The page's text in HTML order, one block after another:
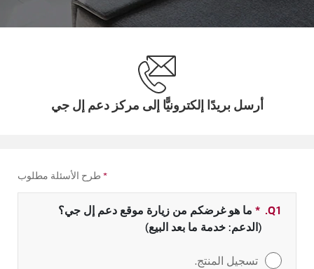
أرسل بريدًا إلكترونيًّا إلى مركز دعم إل جي
* طرح الأسئلة مطلوب
Q1.
* حقل مطلوب
ما هو غرضكم من زيارة موقع دعم إل جي؟
(الدعم: خدمة ما بعد البيع)
تسجيل المنتج.